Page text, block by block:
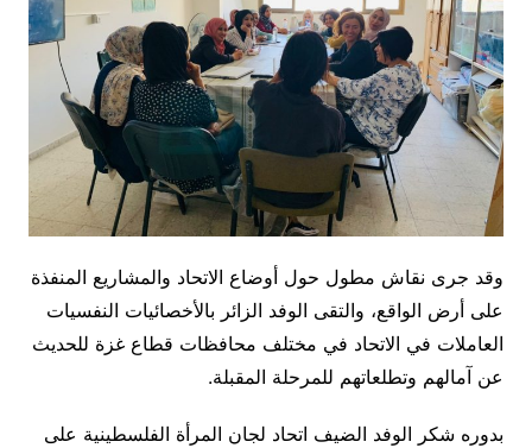
وقد جرى نقاش مطول حول أوضاع الاتحاد والمشاريع المنفذة
على أرض الواقع، والتقى الوفد الزائر بالأخصائيات النفسيات
العاملات في الاتحاد في مختلف محافظات قطاع غزة للحديث
عن آمالهم وتطلعاتهم للمرحلة المقبلة.
بدوره شكر الوفد الضيف اتحاد لجان المرأة الفلسطينية على